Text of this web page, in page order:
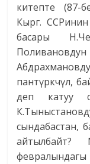
китепте (87-
Кырг.
басары
пантүркчүл,
деп катуу
сындабастан,